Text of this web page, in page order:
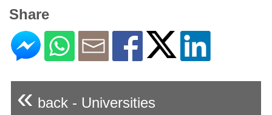
Share
« back - Universities